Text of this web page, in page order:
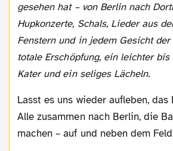
gesehen hat – von Berlin nach
Hupkonzerte, Schals, Lieder aus
Fenstern und in jedem Gesicht
totale Erschöpfung, ein leichter
Kater und ein seliges Lächeln.
Lasst es uns wieder aufleben, das Pokalfinalgefühl!
Alle zusammen nach Berlin, die
machen – auf und neben dem